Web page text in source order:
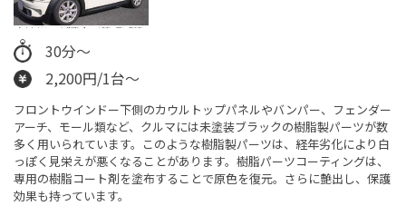
30分〜
2,200円/1台～
フロントウインドー下側のカウルトップパネルやバンパー、フェンダー
アーチ、モール類など、クルマには未塗装ブラックの樹脂製パーツが数
多く用いられています。このような樹脂製パーツは、経年劣化により白
っぽく見栄えが悪くなることがあります。樹脂パーツコーティングは、
専用の樹脂コート剤を塗布することで原色を復元。さらに艶出し、保護
効果も持っています。